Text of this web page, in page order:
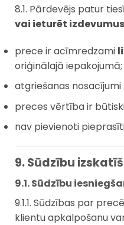
8.1. Pārdevējs patur
vai ieturēt izdevumus
prece ir acīmredzami
oriģinālajā iepakojumā;
atgriešanas nosacījumi
preces vērtība ir
nav pievienoti
9. Sūdzību
9.1. Sūdzību
9.1.1. Sūdzības par
klientu apkalpošanu